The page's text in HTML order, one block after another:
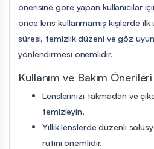
önerisine göre yapan kullanıcılar
önce lens kullanmamış kişilerde ilk
süresi, temizlik düzeni ve göz
yönlendirmesi önemlidir.
Kullanım ve Bakım Önerileri
Lenslerinizi takmadan ve
temizleyin.
Yıllık lenslerde düzenli
rutini önemlidir.